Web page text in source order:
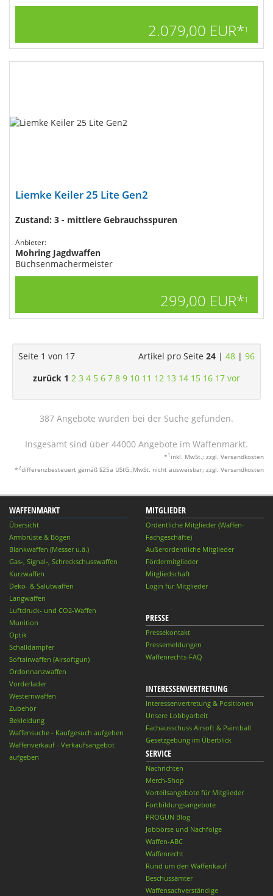
2.079,00 EUR*1
Liemke Keiler 25 Lite Gen2
Zustand: 3 - mittlere Gebrauchsspuren
Anbieter:
Mohring Jagdwaffen
Büchsenmachermeister
299,00 EUR*1
Artikel pro Seite 24 | 48 | 96
Seite 1 von 17
zurück 1 2 3 4 5 6 7 8 9 10 11 12 13 14 15 16 17 vor
387 Angebote wurden bei der Suche gefunden.
Insgesamt sind über 44000 Angebote im Waffenmarkt.
* 1 inkl. MwSt.; zzgl. Versandkosten
*2differenzbesteuert gemäß §25a UStG.;MwSt. nicht ausweisbar; zzgl. Versandkosten
WAFFENMARKT
Übersicht
Armbrüste & Bögen
Blankwaffen (Messer u.ä.)
Gas-, Signal-, Schreckschusswaffen
Kurzwaffen
Deko- & Salutwaffen
Langwaffen
Luftdruck- und CO2-Waffen
Munition
Optik
Schalldämpfer
Softairwaffen (Airsoftgun)
Ordonnanzwaffen
Vorderlader
Westernwaffen
Zubehör
Bekleidung
Waffensuche - Kaufgesuch aufgeben
Waffenverkauf - Verkaufsangebot
aufgeben
MITGLIEDER
Ordentliche Mitglieder (Waffen-
Fachgeschäfte)
Außerordentliche Mitglieder
Fördermitglieder
Mitgliedschaft
Login für Mitglieder
PRESSE
Pressekontakt
Pressemeldungen
Waffenrechts-FAQ
INTERESSENVERTRETUNG
Interessenvertretung & Positionen
Unsere Lobbyarbeit
Fachausschuss Airsoft & Paintball
Gesetzgebung im Überblick
SERVICE
Nachrichten
Merch-Shop
Vorteilsangebote für Mitglieder
Fortbildungsangebote
PROGUN Blog
Jobbörse und Nachfolge
Waffen-ABC
Waffenrecht
Rund um den Waffenkauf
Beschussämter
Waffensachverständige